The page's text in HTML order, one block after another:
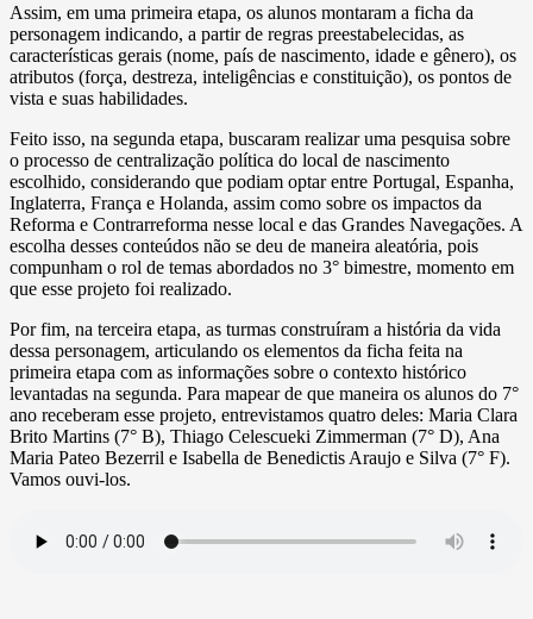
Assim, em uma primeira etapa, os alunos montaram a ficha da
personagem indicando, a partir de regras preestabelecidas, as
características gerais (nome, país de nascimento, idade e gênero), os
atributos (força, destreza, inteligências e constituição), os pontos de
vista e suas habilidades.
Feito isso, na segunda etapa, buscaram realizar uma pesquisa sobre
o processo de centralização política do local de nascimento
escolhido, considerando que podiam optar entre Portugal, Espanha,
Inglaterra, França e Holanda, assim como sobre os impactos da
Reforma e Contrarreforma nesse local e das Grandes Navegações. A
escolha desses conteúdos não se deu de maneira aleatória, pois
compunham o rol de temas abordados no 3° bimestre, momento em
que esse projeto foi realizado.
Por fim, na terceira etapa, as turmas construíram a história da vida
dessa personagem, articulando os elementos da ficha feita na
primeira etapa com as informações sobre o contexto histórico
levantadas na segunda. Para mapear de que maneira os alunos do 7°
ano receberam esse projeto, entrevistamos quatro deles: Maria Clara
Brito Martins (7° B), Thiago Celescueki Zimmerman (7° D), Ana
Maria Pateo Bezerril e Isabella de Benedictis Araujo e Silva (7° F).
Vamos ouvi-los.